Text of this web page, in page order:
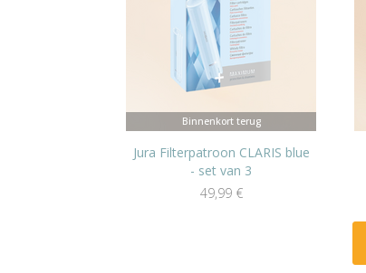
Binnenkort terug
Jura Filterpatroon CLARIS blue
- set van 3
49,99 €